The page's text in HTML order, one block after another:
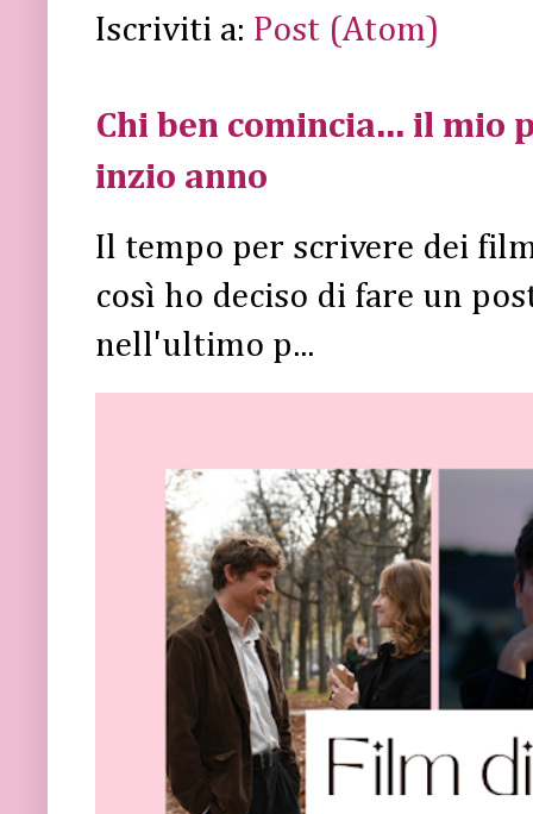
Iscriviti a: Post (Atom)
Chi ben comincia... il
inzio anno
Il tempo per scrivere dei
così ho deciso di fare un
nell'ultimo p...